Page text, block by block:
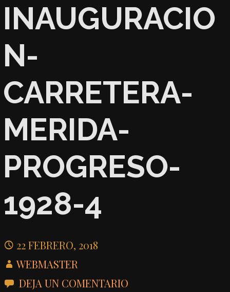
INAUGURACIO
N-
CARRETERA-
MERIDA-
PROGRESO-
1928-4
22 FEBRERO, 2018
WEBMASTER
DEJA UN COMENTARIO